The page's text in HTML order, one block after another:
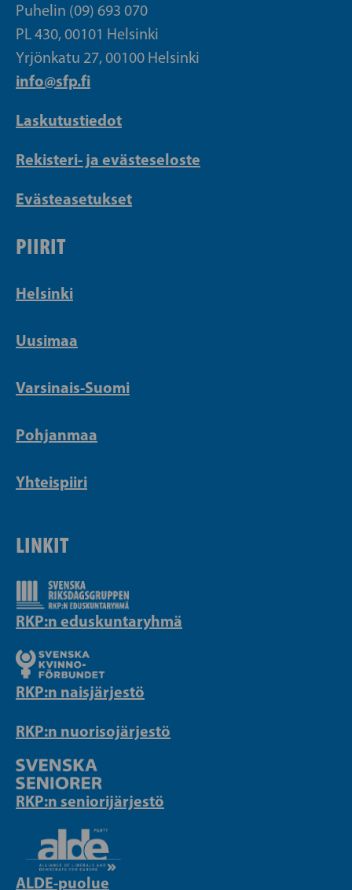
Puhelin (09) 693 070
PL 430, 00101 Helsinki
Yrjönkatu 27, 00100 Helsinki
info@sfp.fi
Laskutustiedot
Rekisteri- ja evästeseloste
Evästeasetukset
PIIRIT
Helsinki
Uusimaa
Varsinais-Suomi
Pohjanmaa
Yhteispiiri
LINKIT
RKP:n eduskuntaryhmä
RKP:n naisjärjestö
RKP:n nuorisojärjestö
RKP:n seniorijärjestö
ALDE-puolue